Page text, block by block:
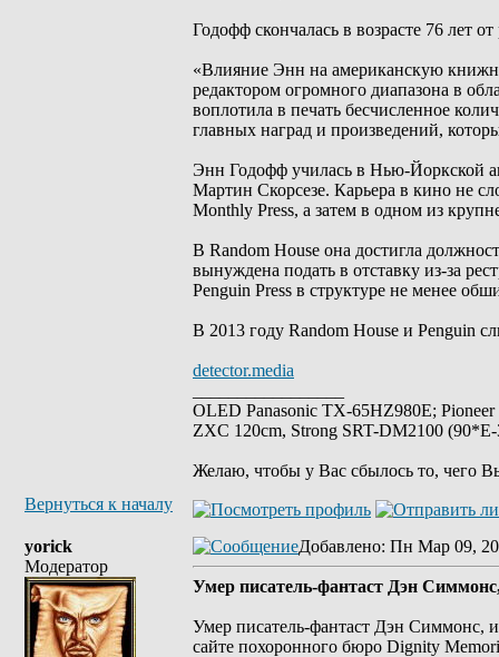
Годофф скончалась в возрасте 76 лет
«Влияние Энн на американскую
редактором огромного диапазона в
воплотила в печать бесчисленное
главных наград и произведений,
Энн Годофф училась в Нью-Йоркской
Мартин Скорсезе. Карьера в кино не
Monthly Press, а затем в одном из
В Random House она достигла
вынуждена подать в отставку из-за
Penguin Press в структуре не менее
В 2013 году Random House и Penguin
detector.media
OLED Panasonic TX-65HZ980E;
ZXC 120cm, Strong SRT-DM2100
Желаю, чтобы у Вас сбылось то, чего
Вернуться к началу
yorick
Модератор
Добавлено: Пн Мар 09,
Умер писатель-фантаст Дэн
Умер писатель-фантаст Дэн Симмонс,
сайте похоронного бюро Dignity